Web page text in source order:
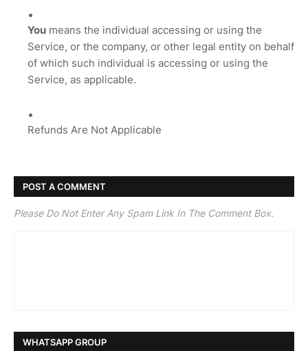
You means the individual accessing or using the
Service, or the company, or other legal entity on behalf
of which such individual is accessing or using the
Service, as applicable.
Refunds Are Not Applicable
POST A COMMENT
Please Do Not Enter Any Spam Link In The Comment Box.
WHATSAPP GROUP